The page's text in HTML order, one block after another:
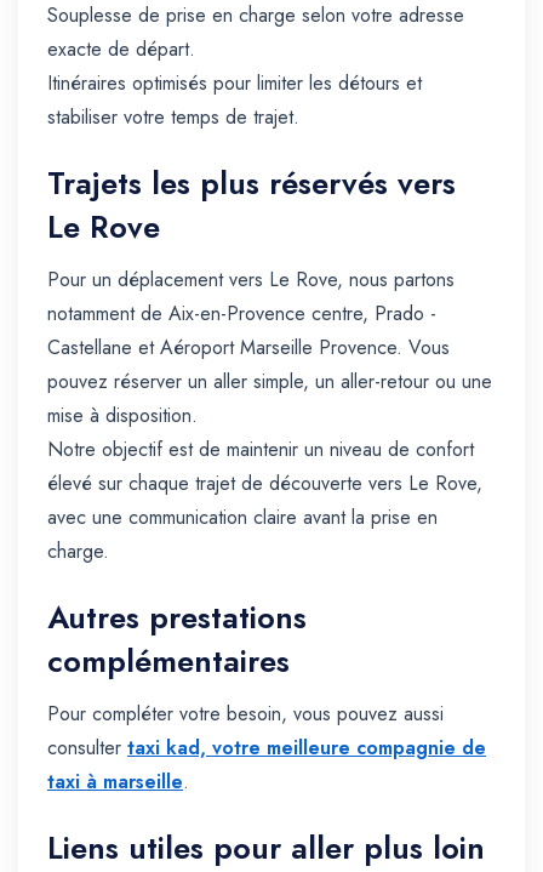
Souplesse de prise en charge selon votre adresse
exacte de départ.
Itinéraires optimisés pour limiter les détours et
stabiliser votre temps de trajet.
Trajets les plus réservés vers
Le Rove
Pour un déplacement vers Le Rove, nous partons
notamment de Aix-en-Provence centre, Prado -
Castellane et Aéroport Marseille Provence. Vous
pouvez réserver un aller simple, un aller-retour ou une
mise à disposition.
Notre objectif est de maintenir un niveau de confort
élevé sur chaque trajet de découverte vers Le Rove,
avec une communication claire avant la prise en
charge.
Autres prestations
complémentaires
Pour compléter votre besoin, vous pouvez aussi
consulter taxi kad, votre meilleure compagnie de
taxi à marseille.
Liens utiles pour aller plus loin